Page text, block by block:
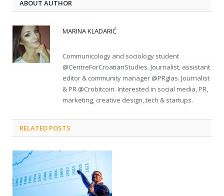
ABOUT AUTHOR
MARINA KLADARIĆ
Communicology and sociology student
@CentreForCroatianStudies. Journalist, assistant
editor & community manager @PRglas. Journalist
& PR @Crobitcoin. Interested in social media, PR,
marketing, creative design, tech & startups.
RELATED POSTS